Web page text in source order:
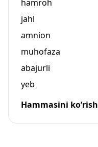
hamroh
jahl
amnion
muhofaza
abajurli
yeb
Hammasini ko‘rish